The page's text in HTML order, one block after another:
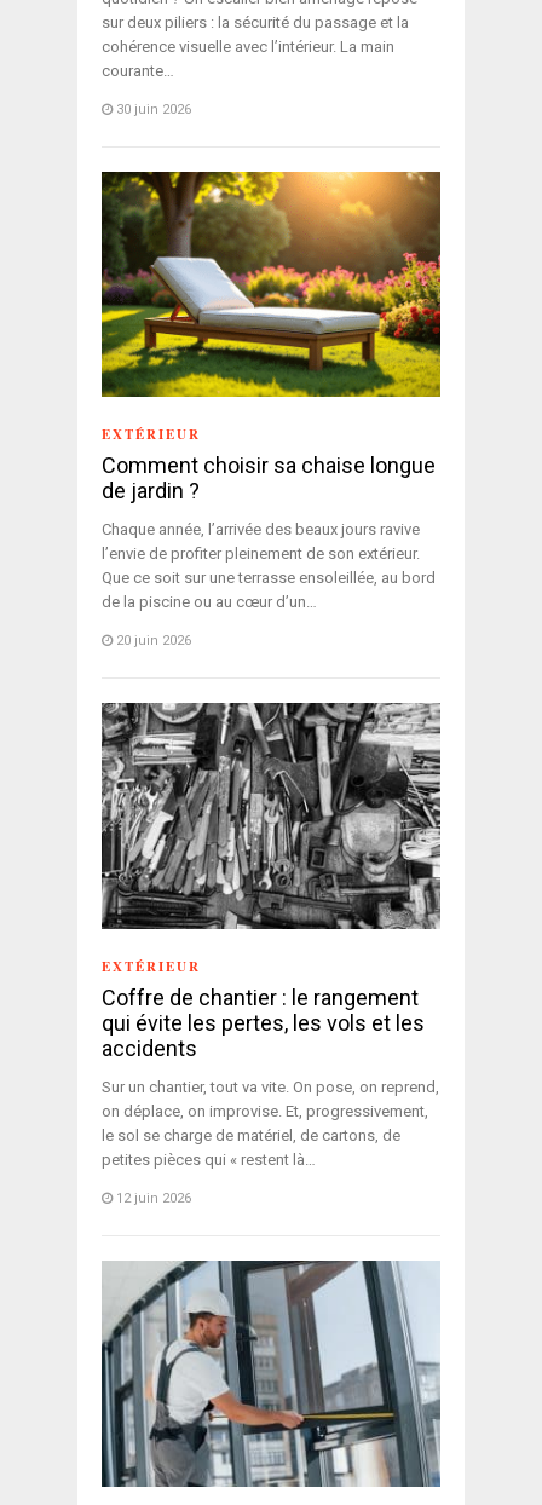
sur deux piliers : la sécurité du passage et la
cohérence visuelle avec l’intérieur. La main
courante…
30 juin 2026
EXTÉRIEUR
Comment choisir sa chaise longue
de jardin ?
Chaque année, l’arrivée des beaux jours ravive
l’envie de profiter pleinement de son extérieur.
Que ce soit sur une terrasse ensoleillée, au bord
de la piscine ou au cœur d’un…
20 juin 2026
EXTÉRIEUR
Coffre de chantier : le rangement
qui évite les pertes, les vols et les
accidents
Sur un chantier, tout va vite. On pose, on reprend,
on déplace, on improvise. Et, progressivement,
le sol se charge de matériel, de cartons, de
petites pièces qui « restent là…
12 juin 2026